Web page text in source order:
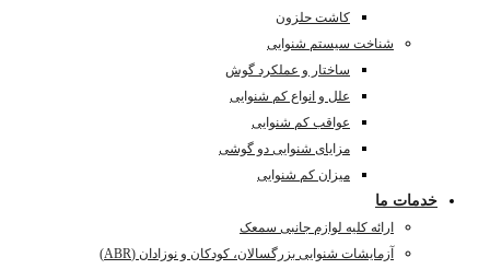
کاشت حلزون
شناخت سیستم شنوایی
ساختار و عملکرد گوش
علل و انواع کم شنوایی
عواقب کم شنوایی
مزایای شنوایی دو گوشی
میزان کم شنوایی
خدمات ما
ارائه کلیه لوازم جانبی سمعک
آزمایشات شنوایی بزرگسالان، کودکان و نوزادان (ABR)